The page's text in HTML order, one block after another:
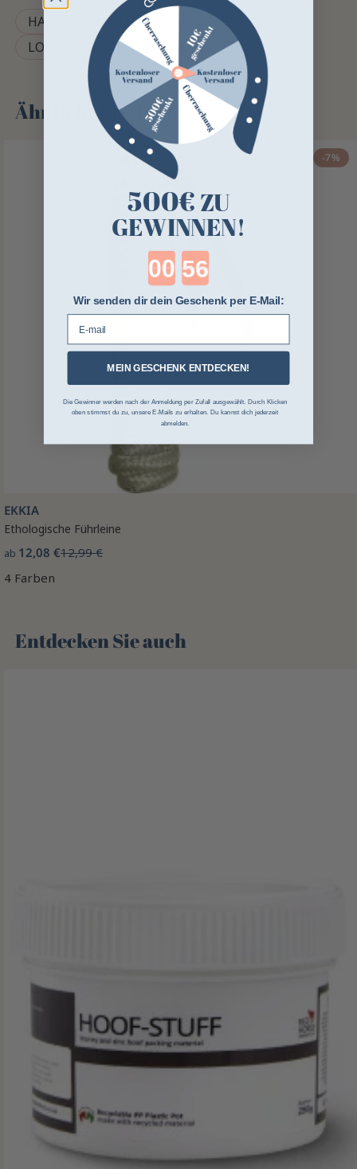
HALFTER UND FÜHRSTRICKE PFERD
LONGE PFERD
ANBINDESTRICK PFERD
Ähnliche Produkte
-7%
EKKIA
Ethologische Führleine
ab 12,08 €12,99 €
4 Farben
Entdecken Sie auch 🌻
500€ ZU
GEWINNEN!
Countdown ends in:
Wir senden dir dein Geschenk per E-Mail:
MEIN GESCHENK ENTDECKEN!
Die Gewinner werden nach der Anmeldung per Zufall ausgewählt. Durch Klicken
oben stimmst du zu, unsere E-Mails zu erhalten. Du kannst dich jederzeit
abmelden.